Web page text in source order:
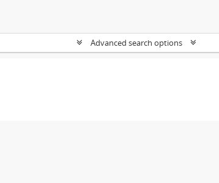
Advanced search options